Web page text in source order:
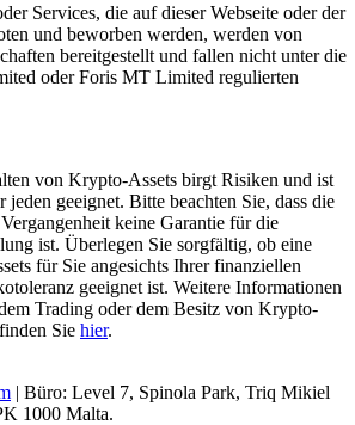
Services, die auf dieser Webseite oder der
und beworben werden, werden von
bereitgestellt und fallen nicht unter die
oder Foris MT Limited regulierten
von Krypto-Assets birgt Risiken und ist
geeignet. Bitte beachten Sie, dass die
keine Garantie für die
ist. Überlegen Sie sorgfältig, ob eine
für Sie angesichts Ihrer finanziellen
geeignet ist. Weitere Informationen
Trading oder dem Besitz von Krypto-
Sie hier.
| Büro: Level 7, Spinola Park, Triq Mikiel
1000 Malta.